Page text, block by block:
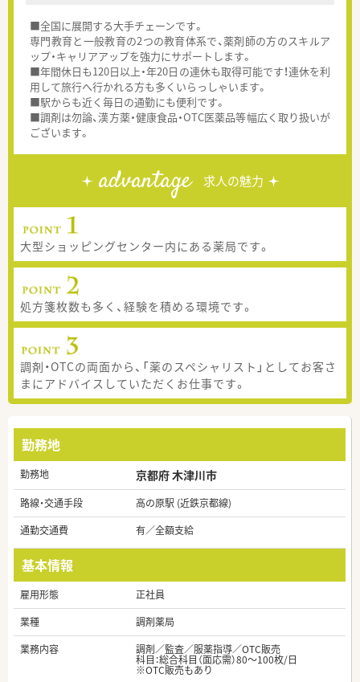
■全国に展開する大手チェーンです。
専門教育と一般教育の2つの教育体系で、薬剤師の方のスキルア
ップ・キャリアアップを強力にサポートします。
■年間休日も120日以上・年20日の連休も取得可能です！連休を利
用して旅行へ行かれる方も多くいらっしゃいます。
■駅からも近く毎日の通勤にも便利です。
■調剤は勿論、漢方薬・健康食品・OTC医薬品等幅広く取り扱いが
ございます。
advantage 求人の魅力
大型ショッピングセンター内にある薬局です。
処方箋枚数も多く、経験を積める環境です。
調剤・OTCの両面から、「薬のスペシャリスト」としてお客さ
まにアドバイスしていただくお仕事です。
勤務地
勤務地 京都府 木津川市
路線・交通手段
高の原駅 (近鉄京都線)
通勤交通費
有／全額支給
基本情報
雇用形態
正社員
業種
調剤薬局
業務内容
調剤／監査／服薬指導／OTC販売
科目：総合科目（面応需）80～100枚/日
※OTC販売もあり